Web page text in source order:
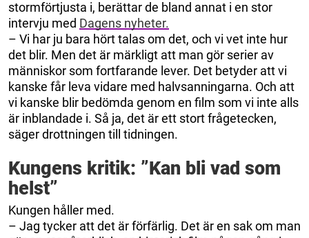
stormförtjusta i, berättar de bland annat i en stor
intervju med Dagens nyheter.
– Vi har ju bara hört talas om det, och vi vet inte hur
det blir. Men det är märkligt att man gör serier av
människor som fortfarande lever. Det betyder att vi
kanske får leva vidare med halvsanningarna. Och att
vi kanske blir bedömda genom en film som vi inte alls
är inblandade i. Så ja, det är ett stort frågetecken,
säger drottningen till tidningen.
Kungens kritik: ”Kan bli vad som
helst”
Kungen håller med.
– Jag tycker att det är förfärlig. Det är en sak om man